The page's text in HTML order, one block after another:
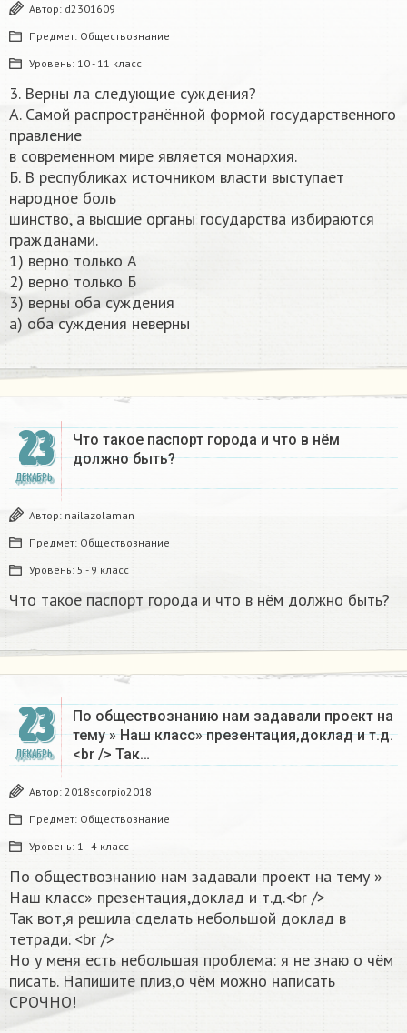
Автор: d2301609
Предмет: Обществознание
Уровень: 10 - 11 класс
3. Верны ла следующие суждения?
А. Самой распространённой формой государственного
правление
в современном мире является монархия.
Б. В республиках источником власти выступает
народное боль
шинство, а высшие органы государства избираются
гражданами.
1) верно только А
2) верно только Б
3) верны оба суждения
а) оба суждения неверны​
23
ДЕКАБРЬ
Что такое паспорт города и что в нём
должно быть?
Автор: nailazolaman
Предмет: Обществознание
Уровень: 5 - 9 класс
Что такое паспорт города и что в нём должно быть?
23
ДЕКАБРЬ
По обществознанию нам задавали проект на
тему » Наш класс» презентация,доклад и т.д.
<br /> Так…
Автор: 2018scorpio2018
Предмет: Обществознание
Уровень: 1 - 4 класс
По обществознанию нам задавали проект на тему »
Наш класс» презентация,доклад и т.д.<br />
Так вот,я решила сделать небольшой доклад в
тетради. <br />
Но у меня есть небольшая проблема: я не знаю о чём
писать. Напишите плиз,о чём можно написать
СРОЧНО!